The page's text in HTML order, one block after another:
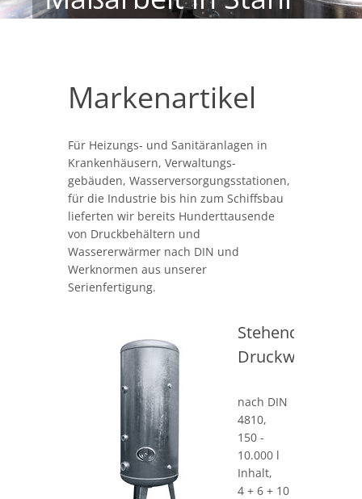
Markenartikel
Für Heizungs- und Sanitäranlagen in
Krankenhäusern, Verwaltungs-
gebäuden, Wasserversorgungsstationen,
für die Industrie bis hin zum Schiffsbau
lieferten wir bereits Hunderttausende
von Druckbehältern und
Wassererwärmer nach DIN und
Werknormen aus unserer
Serienfertigung.
Stehende
nach DIN
4810,
150 -
10.000 l
Inhalt,
4 + 6 + 10